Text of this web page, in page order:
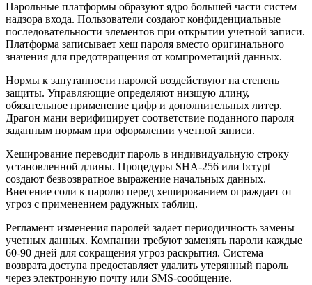
Парольные платформы образуют ядро большей части систем
надзора входа. Пользователи создают конфиденциальные
последовательности элементов при открытии учетной записи.
Платформа записывает хеш пароля вместо оригинального
значения для предотвращения от компрометаций данных.
Нормы к запутанности паролей воздействуют на степень
защиты. Управляющие определяют низшую длину,
обязательное применение цифр и дополнительных литер.
Драгон мани верифицирует соответствие поданного пароля
заданным нормам при оформлении учетной записи.
Хеширование переводит пароль в индивидуальную строку
установленной длины. Процедуры SHA-256 или bcrypt
создают безвозвратное выражение начальных данных.
Внесение соли к паролю перед хешированием ограждает от
угроз с применением радужных таблиц.
Регламент изменения паролей задает периодичность замены
учетных данных. Компании требуют заменять пароли каждые
60-90 дней для сокращения угроз раскрытия. Система
возврата доступа предоставляет удалить утерянный пароль
через электронную почту или SMS-сообщение.